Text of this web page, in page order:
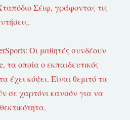
Σέιφ, γράφοντας τις
Οι μαθητές συνδέουν
τα οποία ο εκπαιδευτικός
έχει κόψει. Είναι θεμιτό τα
σε χαρτόνι κανσόν για να